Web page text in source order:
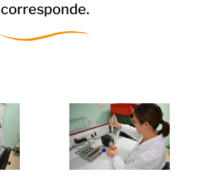
corresponde.